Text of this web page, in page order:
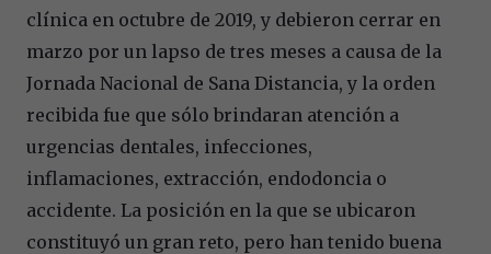
clínica en octubre de 2019, y debieron cerrar en
marzo por un lapso de tres meses a causa de la
Jornada Nacional de Sana Distancia, y la orden
recibida fue que sólo brindaran atención a
urgencias dentales, infecciones,
inflamaciones, extracción, endodoncia o
accidente. La posición en la que se ubicaron
constituyó un gran reto, pero han tenido buena